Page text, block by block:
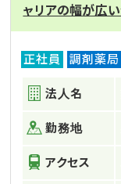
ャリアの幅が広
正社員 調剤薬局
法人名
勤務地
アクセス